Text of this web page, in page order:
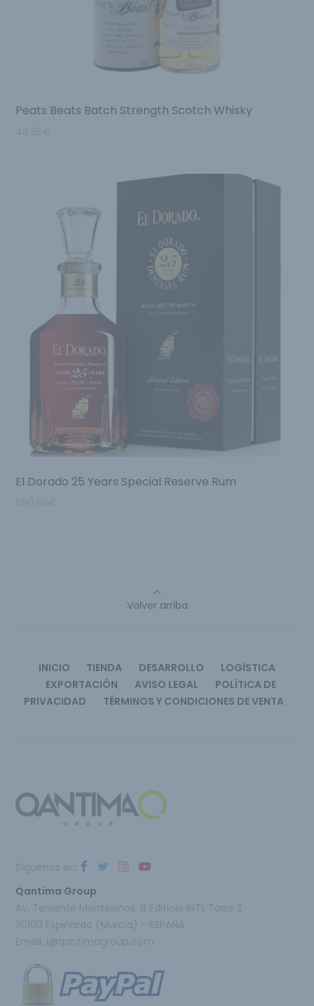
Peats Beats Batch Strength Scotch Whisky
49.95€
El Dorado 25 Years Special Reserve Rum
690.95€
Volver arriba
INICIO TIENDA DESARROLLO
LOGÍSTICA
EXPORTACIÓN
AVISO LEGAL
POLÍTICA DE
PRIVACIDAD
TÉRMINOS Y CONDICIONES DE VENTA
Qantima Group